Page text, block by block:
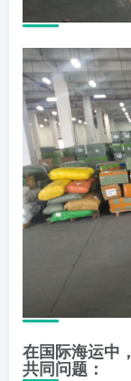
在国际海运中
共同问题：